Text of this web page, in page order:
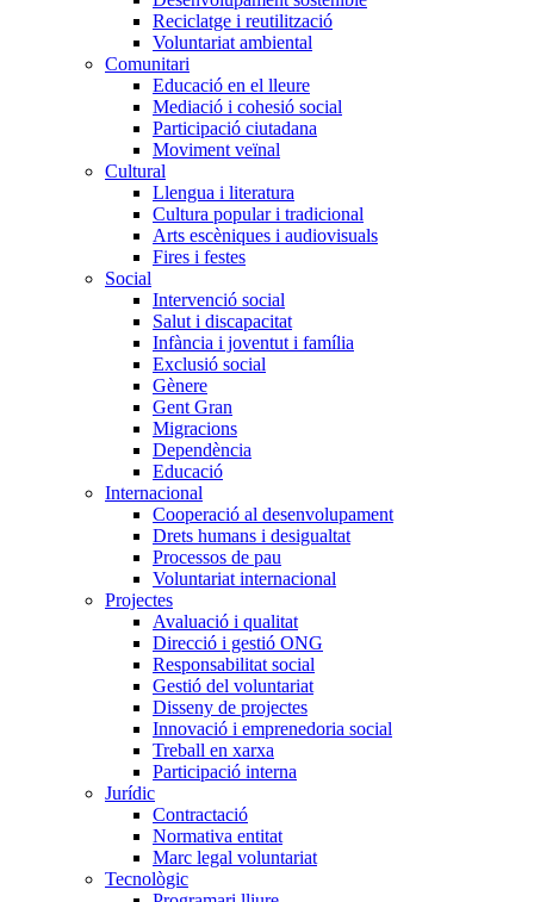
Reciclatge i reutilització
Voluntariat ambiental
Comunitari
Educació en el lleure
Mediació i cohesió social
Participació ciutadana
Moviment veïnal
Cultural
Llengua i literatura
Cultura popular i tradicional
Arts escèniques i audiovisuals
Fires i festes
Social
Intervenció social
Salut i discapacitat
Infància i joventut i família
Exclusió social
Gènere
Gent Gran
Migracions
Dependència
Educació
Internacional
Cooperació al desenvolupament
Drets humans i desigualtat
Processos de pau
Voluntariat internacional
Projectes
Avaluació i qualitat
Direcció i gestió ONG
Responsabilitat social
Gestió del voluntariat
Disseny de projectes
Innovació i emprenedoria social
Treball en xarxa
Participació interna
Jurídic
Contractació
Normativa entitat
Marc legal voluntariat
Tecnològic